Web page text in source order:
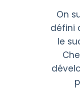
On
défini
le